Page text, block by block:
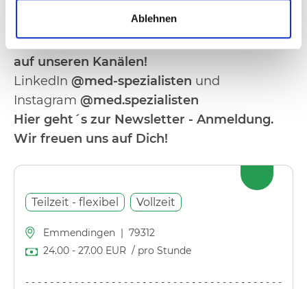
Ablehnen
Deine Ansprechpartnerinnen:Marion
Katharina Schulz
Du willst mehr über uns erfahren?Folge uns
auf unseren Kanälen!
LinkedIn @med-spezialisten und
Instagram @med.spezialisten
Hier geht´s zur Newsletter - Anmeldung.
Wir freuen uns auf Dich!
Teilzeit - flexibel Vollzeit
Emmendingen | 79312
24.00 - 27.00 EUR / pro Stunde